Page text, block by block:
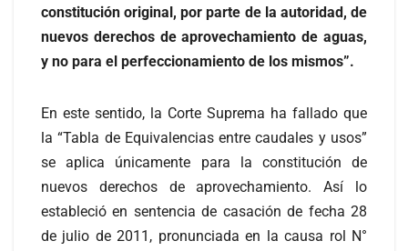
constitución original, por parte de la autoridad, de
nuevos derechos de aprovechamiento de aguas,
y no para el perfeccionamiento de los mismos”.
En este sentido, la Corte Suprema ha fallado que
la “Tabla de Equivalencias entre caudales y usos”
se aplica únicamente para la constitución de
nuevos derechos de aprovechamiento. Así lo
estableció en sentencia de casación de fecha 28
de julio de 2011, pronunciada en la causa rol N°